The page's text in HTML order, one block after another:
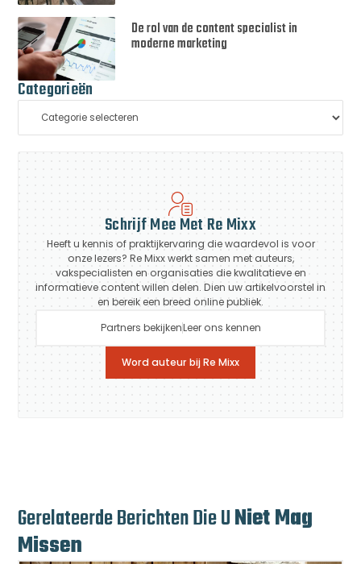
De rol van de content specialist in
moderne marketing
Categorieën
Schrijf Mee Met Re Mixx
Heeft u kennis of praktijkervaring die waardevol is voor
onze lezers? Re Mixx werkt samen met auteurs,
vakspecialisten en organisaties die kwalitatieve en
informatieve content willen delen. Dien uw artikelvoorstel in
en bereik een breed online publiek.
Partners bekijkenLeer ons kennen
Word auteur bij Re Mixx
Gerelateerde Berichten Die UNiet Mag
Missen